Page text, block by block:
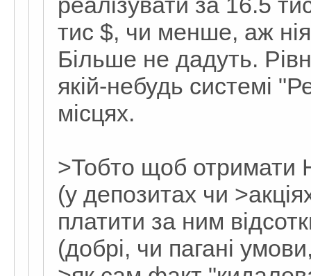
тис $, чи менше, аж
Більше не дадуть.
якій-небудь системі
місцях.
>Тобто щоб отримати
(у депозитах чи
платити за ним
(добрі, чи пагані